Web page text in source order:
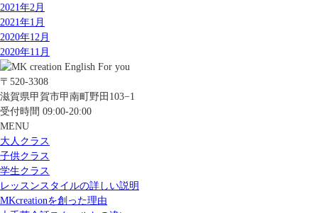
2021年2月
2021年1月
2020年12月
2020年11月
〒520-3308
滋賀県甲賀市甲南町野田103−1
受付時間 09:00-20:00
MENU
大人クラス
子供クラス
学生クラス
レッスンスタイルの詳しい説明
MKcreationを創った理由